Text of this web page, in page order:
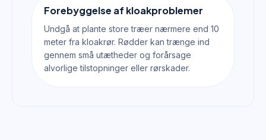
Forebyggelse af kloakproblemer
Undgå at plante store træer nærmere end 10
meter fra kloakrør. Rødder kan trænge ind
gennem små utætheder og forårsage
alvorlige tilstopninger eller rørskader.